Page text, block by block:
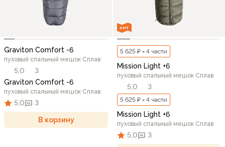
Graviton Comfort -6
пуховый спальный мешок Сплав
5,0
3
Graviton Comfort -6
пуховый спальный мешок Сплав
5,0 3
В корзину
ХИТ
5 625 ₽ × 4 части
Mission Light +6
пуховый спальный мешок Сплав
5,0 3
5 625 ₽ × 4 части
Mission Light +6
пуховый спальный мешок Сплав
5,0 3